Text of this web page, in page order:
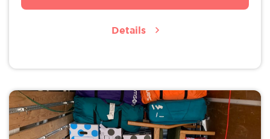
Details